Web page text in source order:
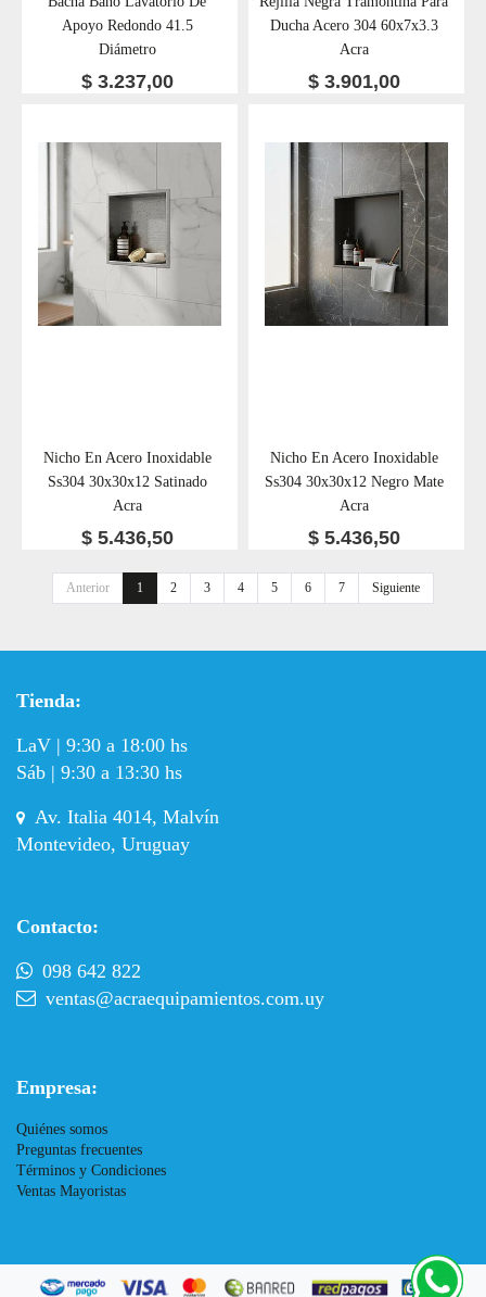
Apoyo Redondo 41.5
Diámetro
$ 3.237,00
Ducha Acero 304 60x7x3.3
Acra
$ 3.901,00
Nicho En Acero Inoxidable
Ss304 30x30x12 Satinado
Acra
$ 5.436,50
Nicho En Acero Inoxidable
Ss304 30x30x12 Negro Mate
Acra
$ 5.436,50
Anterior 1 2 3 4 5 6 7 Siguiente
Tienda:
LaV | 9:30 a 18:00 hs
Sáb | 9:30 a 13:30 hs
Av. Italia 4014, Malvín
Montevideo, Uruguay
Contacto:
098 642 822
ventas@acraequipamientos.com.uy
Empresa:
Quiénes somos
Preguntas frecuentes
Términos y Condiciones
Ventas Mayoristas